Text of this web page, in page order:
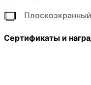
Сертификаты и